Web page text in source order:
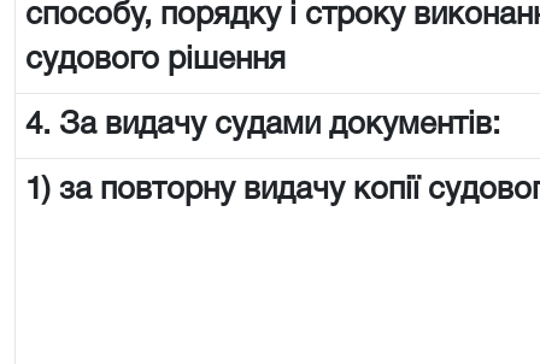
способу, порядку і строку
судового рішення
4. За видачу судами документів:
1) за повторну видачу копії